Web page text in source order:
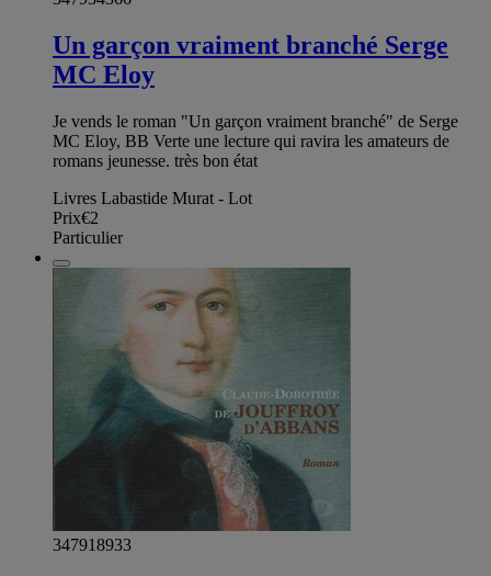
Un garçon vraiment branché Serge
MC Eloy
Je vends le roman "Un garçon vraiment branché" de Serge
MC Eloy, BB Verte une lecture qui ravira les amateurs de
romans jeunesse. très bon état
Livres Labastide Murat - Lot
Prix€2
Particulier
347918933